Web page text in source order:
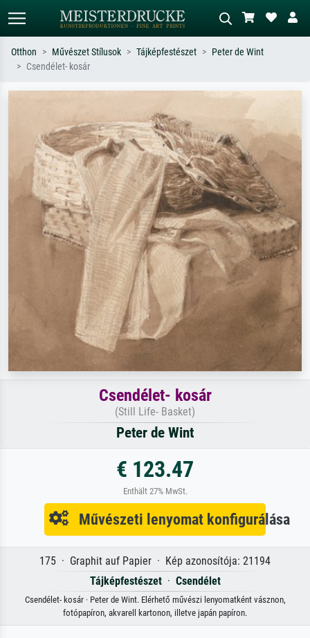
impresszionizmus, Hokusai-hullám,
akt.
piros absztrakt, sötét olajkép, álló akt
egy fa mellett.
Otthon Művészet Stílusok Tájképfestészet
Peter de Wint
Csendélet- kosár
Csendélet- kosár
(Still Life- Basket)
Peter de Wint
€ 123.47
Enthält 27% MwSt.
Művészeti lenyomat konfigurálása
175 · Graphit auf Papier · Kép azonosítója: 21194
Tájképfestészet· Csendélet
Csendélet- kosár · Peter de Wint. Elérhető művészi lenyomatként vásznon,
fotópapíron, akvarell kartonon, illetve japán papíron.